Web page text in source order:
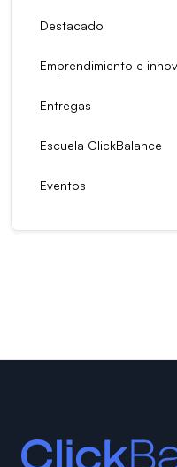
Destacado
Emprendimiento e
Entregas
Escuela ClickBalance
Eventos